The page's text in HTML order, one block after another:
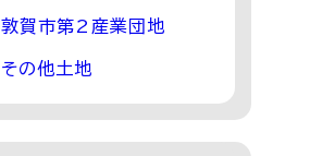
敦賀市第2産業団地
その他土地